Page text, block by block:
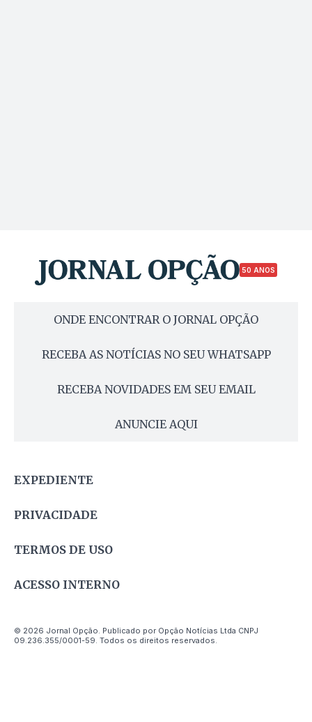
50 ANOS
ONDE ENCONTRAR O JORNAL OPÇÃO
RECEBA AS NOTÍCIAS NO SEU WHATSAPP
RECEBA NOVIDADES EM SEU EMAIL
ANUNCIE AQUI
EXPEDIENTE
PRIVACIDADE
TERMOS DE USO
ACESSO INTERNO
© 2026 Jornal Opção. Publicado por Opção Notícias Ltda CNPJ
09.236.355/0001-59. Todos os direitos reservados.